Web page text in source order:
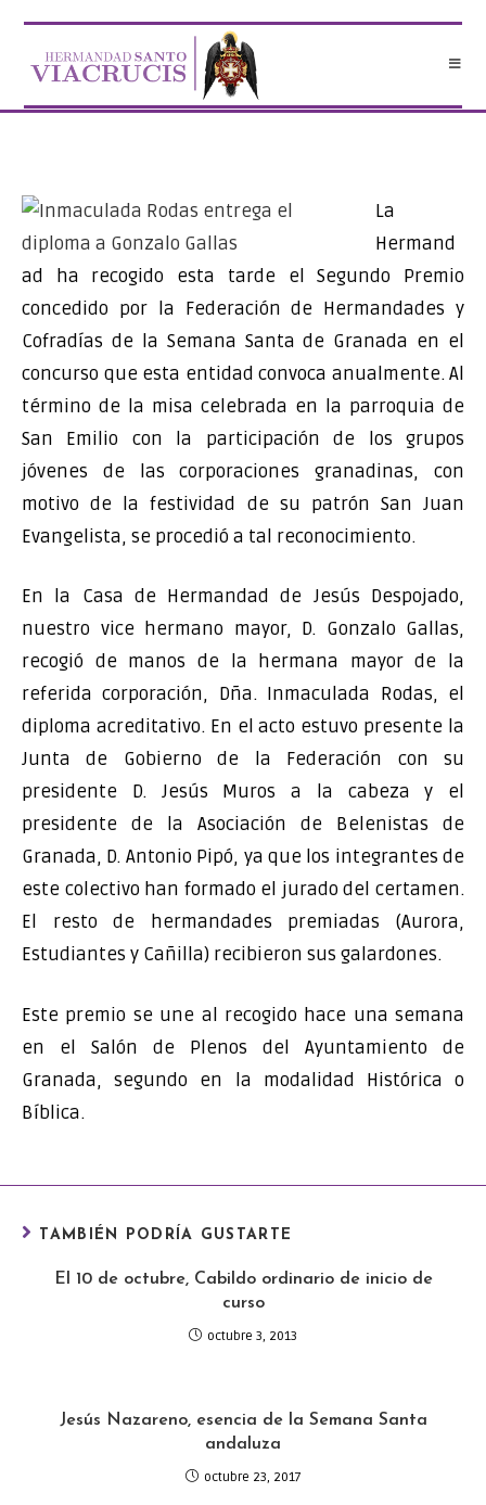
contenido
La
Hermand
ad ha recogido esta tarde el Segundo Premio
concedido por la Federación de Hermandades y
Cofradías de la Semana Santa de Granada en el
concurso que esta entidad convoca anualmente. Al
término de la misa celebrada en la parroquia de
San Emilio con la participación de los grupos
jóvenes de las corporaciones granadinas, con
motivo de la festividad de su patrón San Juan
Evangelista, se procedió a tal reconocimiento.
En la Casa de Hermandad de Jesús Despojado,
nuestro vice hermano mayor, D. Gonzalo Gallas,
recogió de manos de la hermana mayor de la
referida corporación, Dña. Inmaculada Rodas, el
diploma acreditativo. En el acto estuvo presente la
Junta de Gobierno de la Federación con su
presidente D. Jesús Muros a la cabeza y el
presidente de la Asociación de Belenistas de
Granada, D. Antonio Pipó, ya que los integrantes de
este colectivo han formado el jurado del certamen.
El resto de hermandades premiadas (Aurora,
Estudiantes y Cañilla) recibieron sus galardones.
Este premio se une al recogido hace una semana
en el Salón de Plenos del Ayuntamiento de
Granada, segundo en la modalidad Histórica o
Bíblica.
TAMBIÉN PODRÍA GUSTARTE
El 10 de octubre, Cabildo ordinario de inicio de
curso
octubre 3, 2013
Jesús Nazareno, esencia de la Semana Santa
andaluza
octubre 23, 2017